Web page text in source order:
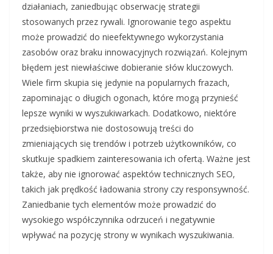
działaniach, zaniedbując obserwację strategii
stosowanych przez rywali. Ignorowanie tego aspektu
może prowadzić do nieefektywnego wykorzystania
zasobów oraz braku innowacyjnych rozwiązań. Kolejnym
błędem jest niewłaściwe dobieranie słów kluczowych.
Wiele firm skupia się jedynie na popularnych frazach,
zapominając o długich ogonach, które mogą przynieść
lepsze wyniki w wyszukiwarkach. Dodatkowo, niektóre
przedsiębiorstwa nie dostosowują treści do
zmieniających się trendów i potrzeb użytkowników, co
skutkuje spadkiem zainteresowania ich ofertą. Ważne jest
także, aby nie ignorować aspektów technicznych SEO,
takich jak prędkość ładowania strony czy responsywność.
Zaniedbanie tych elementów może prowadzić do
wysokiego współczynnika odrzuceń i negatywnie
wpływać na pozycję strony w wynikach wyszukiwania.